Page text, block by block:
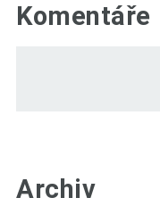
Komentáře
Archiv